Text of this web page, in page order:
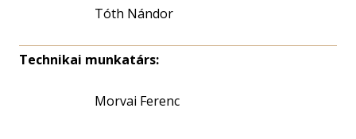
Tóth Nándor
Technikai munkatárs:
Morvai Ferenc